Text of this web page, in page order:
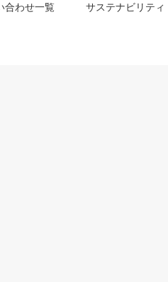
合わせ一覧 サステナビリティ